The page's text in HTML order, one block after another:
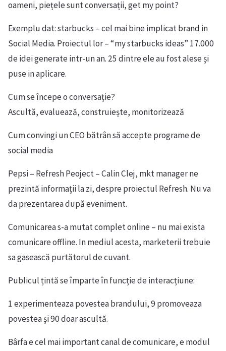
oameni, piețele sunt conversații, get my point?
Exemplu dat: starbucks – cel mai bine implicat brand in
Social Media. Proiectul lor – “my starbucks ideas” 17.000
de idei generate intr-un an. 25 dintre ele au fost alese și
puse in aplicare.
Cum se începe o conversație?
Ascultă, evaluează, construiește, monitorizează
Cum convingi un CEO bătrân să accepte programe de
social media
Pepsi – Refresh Peoject – Calin Clej, mkt manager ne
prezintă informații la zi, despre proiectul Refresh. Nu va
da prezentarea după eveniment.
Comunicarea s-a mutat complet online – nu mai exista
comunicare offline. In mediul acesta, marketerii trebuie
sa gasească purtătorul de cuvant.
Publicul țintă se împarte în funcție de interacțiune:
1 experimenteaza povestea brandului, 9 promoveaza
povestea și 90 doar ascultă.
Bârfa e cel mai important canal de comunicare, e modul